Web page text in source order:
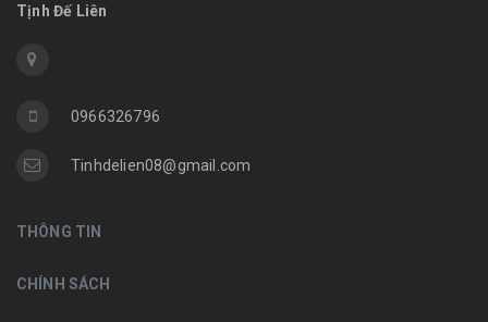
Tịnh Đế Liên
0966326796
Tinhdelien08@gmail.com
THÔNG TIN
CHÍNH SÁCH